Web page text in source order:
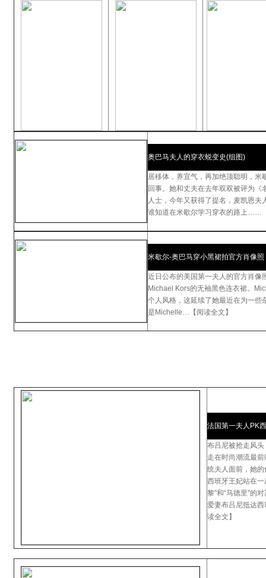
奥巴马夫人的穿衣蜕变史(组图)
居移体，养宜气，再加绝顶聪明，米
回事。她和丈夫在去年双双被评为《
人士，今年又获得了提名，麦凯恩夫
谁知道在米歇尔学习穿衣的路上……
米歇尔-奥巴马穿小黑裙拍官方肖像照
近日公布的美国第一夫人的官方肖像
Michael Kors的无袖黑色连衣裙。
个人风格，这延续了她最近在为一些
是Michelle…【阅读全文】
法国第一夫人PK
布吕尼被抢走风头
走在时尚潮流最
统夫人面前，她
西班牙王妃站在
黎”和“马德里”的
爱妻布吕尼抵达
读全文】